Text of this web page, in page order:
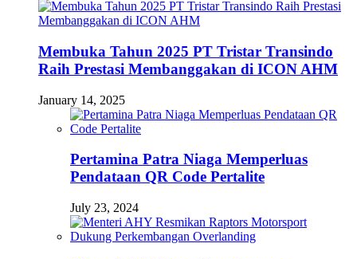
Membuka Tahun 2025 PT Tristar Transindo
Raih Prestasi Membanggakan di ICON AHM
January 14, 2025
Pertamina Patra Niaga Memperluas
Pendataan QR Code Pertalite
July 23, 2024